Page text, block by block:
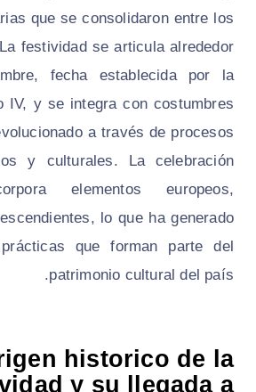
que se consolidaron entre los
festividad se articula alrededor
fecha establecida por la
IV, y se integra con costumbres
a través de procesos
y culturales. La celebración
elementos europeos,
lo que ha generado
que forman parte del
patrimonio cultural del país.
historico de la
y su llegada a